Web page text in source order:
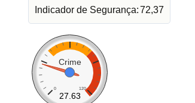
Indicador de Segurança:72,37
Crime
0 120
27.63